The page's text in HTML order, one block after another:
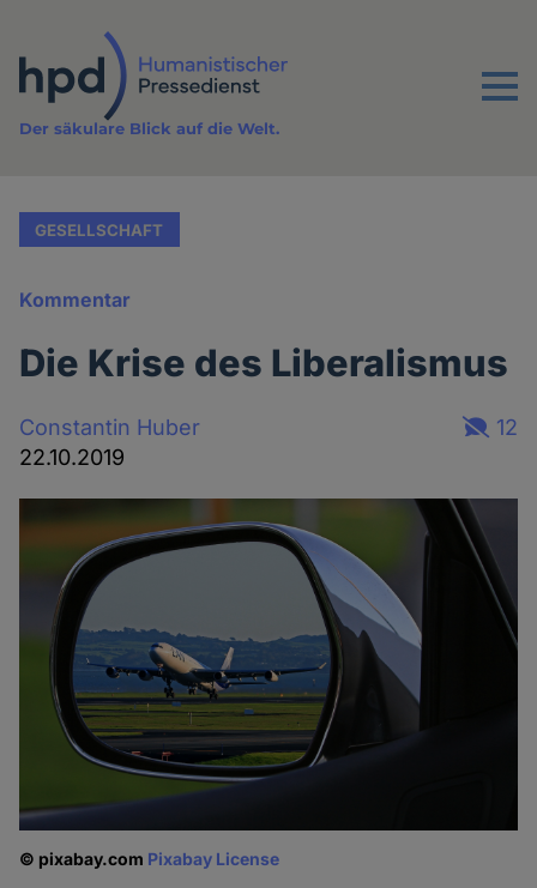
Inhalt
Menu
Der säkulare Blick auf die Welt.
GESELLSCHAFT
Kommentar
Die Krise des Liberalismus
Constantin Huber
22.10.2019
12
© pixabay.com Pixabay License